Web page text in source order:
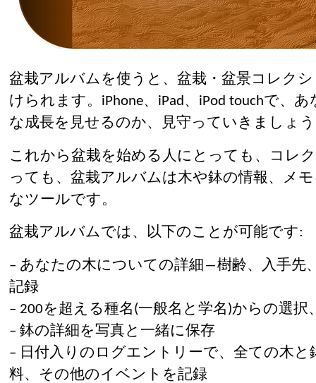
盆栽アルバムを使うと、盆栽・盆景コレク
けられます。iPhone、iPad、iPod touchで、
な成長を見せるのか、見守っていきましょ
これから盆栽を始める人にとっても、コレ
っても、盆栽アルバムは木や鉢の情報、メ
なツールです。
盆栽アルバムでは、以下のことが可能です:
– あなたの木についての詳細―樹齢、入手先
記録
– 200を超える種名(一般名と学名)からの選択
– 鉢の詳細を写真と一緒に保存
– 日付入りのログエントリーで、全ての木
料、その他のイベントを記録